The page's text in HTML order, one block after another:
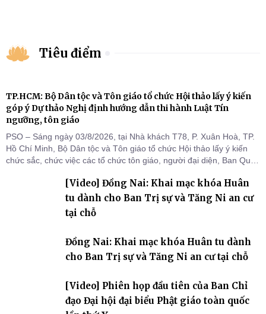
Tiêu điểm
TP.HCM: Bộ Dân tộc và Tôn giáo tổ chức Hội thảo lấy ý kiến
góp ý Dự thảo Nghị định hướng dẫn thi hành Luật Tín
ngưỡng, tôn giáo
PSO – Sáng ngày 03/8/2026, tại Nhà khách T78, P. Xuân Hoà, TP.
Hồ Chí Minh, Bộ Dân tộc và Tôn giáo tổ chức Hội thảo lấy ý kiến
chức sắc, chức việc các tổ chức tôn giáo, người đại diện, Ban Quản
góp ý hoàn thiện hồ sơ Dự thảo Nghị định quy định chi tiết một số
điều và biện pháp để tổ chức
[Video] Đồng Nai: Khai mạc khóa Huân
tu dành cho Ban Trị sự và Tăng Ni an cư
tại chỗ
Đồng Nai: Khai mạc khóa Huân tu dành
cho Ban Trị sự và Tăng Ni an cư tại chỗ
[Video] Phiên họp đầu tiên của Ban Chỉ
đạo Đại hội đại biểu Phật giáo toàn quốc